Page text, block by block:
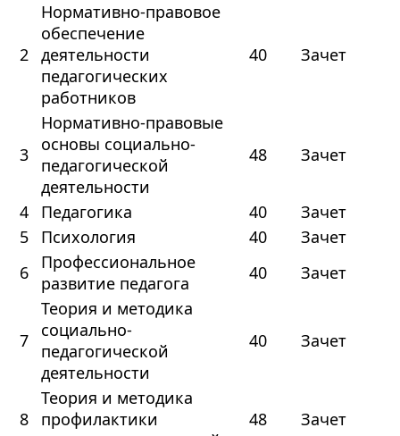
2
Нормативно-правовое
обеспечение
деятельности
педагогических
работников
40 Зачет
3
Нормативно-правовые
основы социально-
педагогической
деятельности
48 Зачет
4 Педагогика 40
Зачет
5
Психология 40
Зачет
6
Профессиональное
развитие педагога
40 Зачет
7
Теория и методика
социально-
педагогической
деятельности
40 Зачет
8
Теория и методика
профилактики
48 Зачет